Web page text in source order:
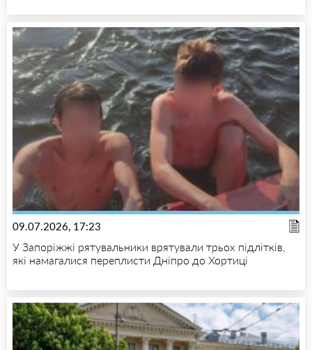
09.07.2026, 17:23
У Запоріжжі рятувальники врятували трьох підлітків,
які намагалися переплисти Дніпро до Хортиці